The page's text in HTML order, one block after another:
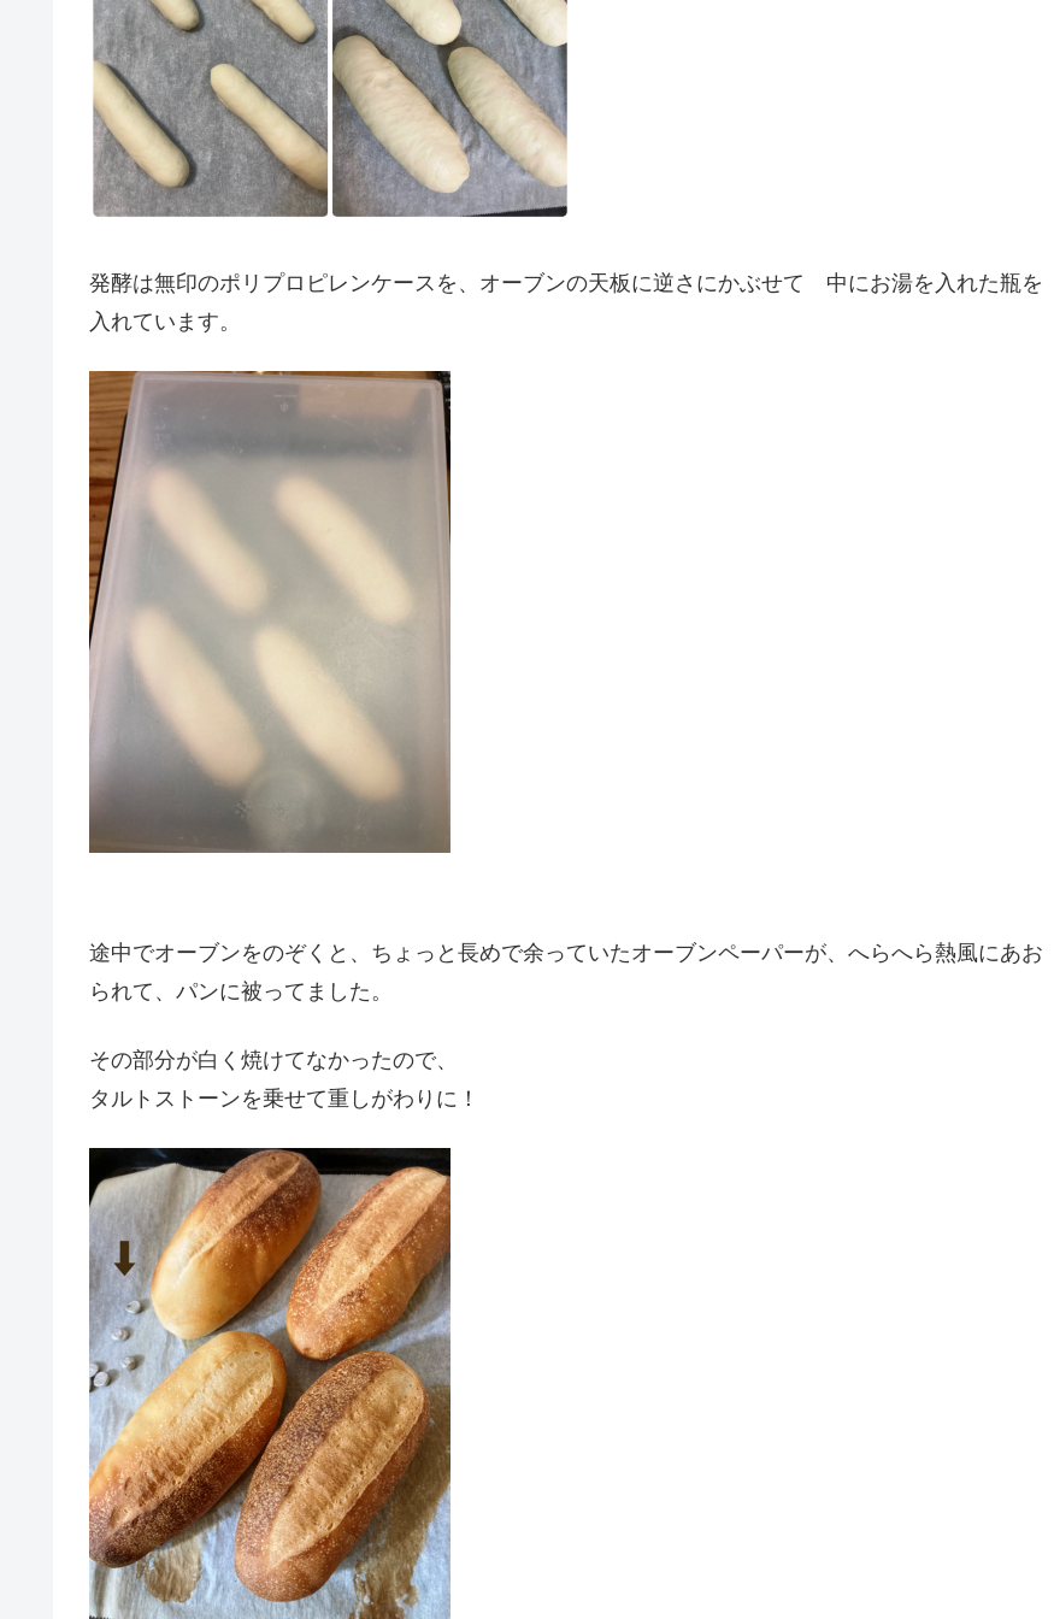
発酵は無印のポリプロピレンケースを、オーブンの天板に逆さにかぶせて 中にお湯を入れた瓶を
入れています。
途中でオーブンをのぞくと、ちょっと長めで余っていたオーブンペーパーが、へらへら熱風にあお
られて、パンに被ってました。
その部分が白く焼けてなかったので、
タルトストーンを乗せて重しがわりに！